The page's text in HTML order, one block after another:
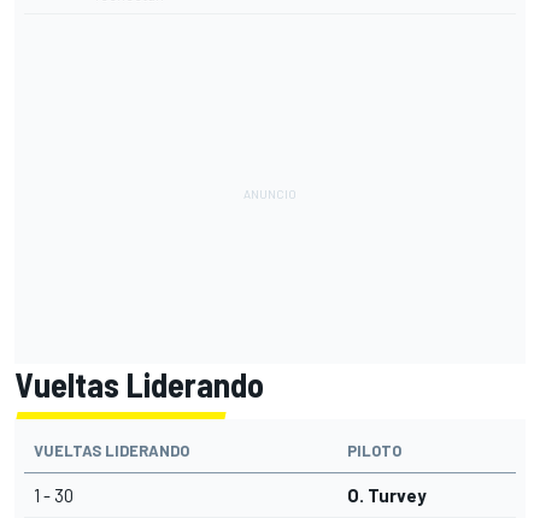
Vueltas Liderando
VUELTAS LIDERANDO PILOTO
1 - 30 O. Turvey